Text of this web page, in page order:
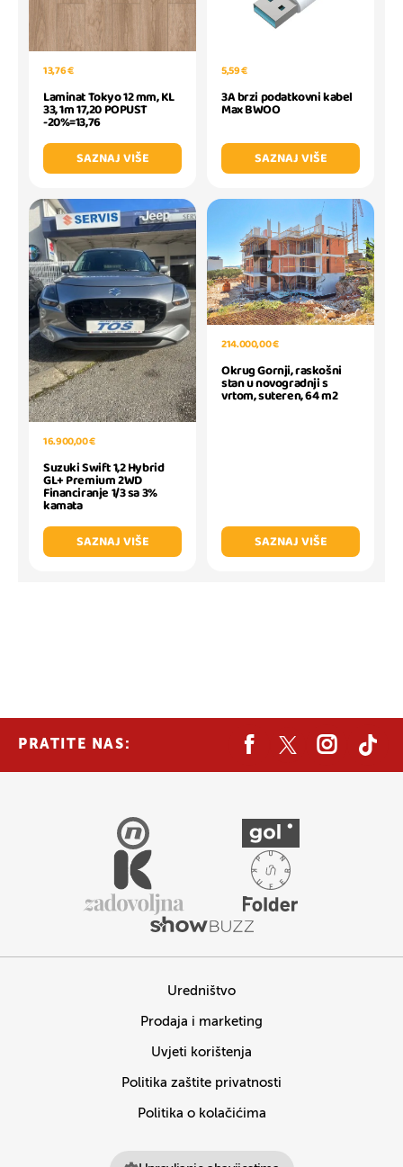
13,76 €
Laminat Tokyo 12 mm, KL
33, 1m 17,20 POPUST
-20%=13,76
SAZNAJ VIŠE
5,59 €
3A brzi podatkovni kabel
Max BWOO
SAZNAJ VIŠE
16.900,00 €
Suzuki Swift 1,2 Hybrid
GL+ Premium 2WD
Financiranje 1/3 sa 3%
kamata
SAZNAJ VIŠE
214.000,00 €
Okrug Gornji, raskošni
stan u novogradnji s
vrtom, suteren, 64 m2
SAZNAJ VIŠE
PRATITE NAS:
Uredništvo
Prodaja i marketing
Uvjeti korištenja
Politika zaštite privatnosti
Politika o kolačićima